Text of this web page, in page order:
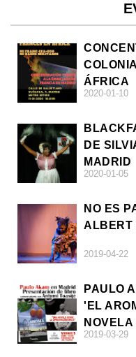
ÁFRICA
2020-01-10
DE
MADRID
2020-01-05
NO ES
ALBERT
2019-04-22
PAULO
'EL
2019-03-29